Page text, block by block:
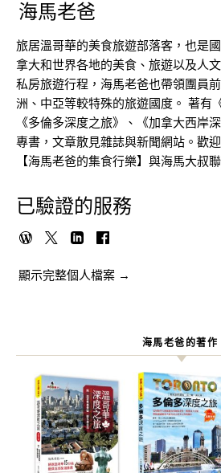
海馬老爸
旅居溫哥華的美食旅遊部落客，也是
拿大和世界各地的美食、旅遊以及人
私房旅遊行程，海馬老爸也帶領團員
洲、中亞等較特殊的旅遊國度。 著有
《多倫多深度之旅》、《加拿大西岸
專書，文章散見雜誌與新聞網站。歡
【海馬老爸的集食行樂】與海馬大叔
已驗證的服務
顯示完整個人檔案 →
海馬老爸的著作